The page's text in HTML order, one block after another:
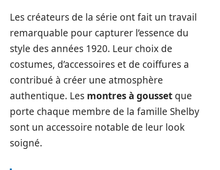
Les créateurs de la série ont fait un travail
remarquable pour capturer l’essence du
style des années 1920. Leur choix de
costumes, d’accessoires et de coiffures a
contribué à créer une atmosphère
authentique. Les montres à gousset que
porte chaque membre de la famille Shelby
sont un accessoire notable de leur look
soigné.